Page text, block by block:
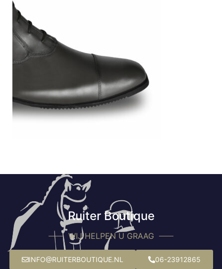
Ruiter Boutique
WIJ HELPEN U GRAAG
INFO@RUITERBOUTIQUE.NL 06-23912865